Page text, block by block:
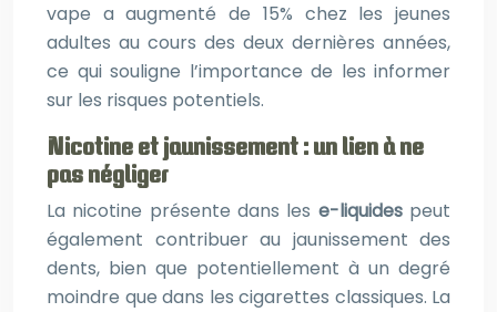
vape a augmenté de 15% chez les jeunes
adultes au cours des deux dernières années,
ce qui souligne l’importance de les informer
sur les risques potentiels.
Nicotine et jaunissement : un lien à ne
pas négliger
La nicotine présente dans les e-liquides peut
également contribuer au jaunissement des
dents, bien que potentiellement à un degré
moindre que dans les cigarettes classiques. La